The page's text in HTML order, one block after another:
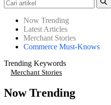
Now Trending
Latest Articles
Merchant Stories
Commerce Must-Knows
Trending Keywords
Merchant Stories
Now Trending